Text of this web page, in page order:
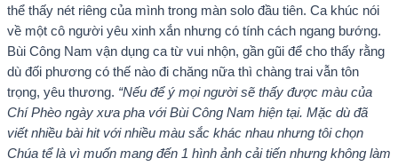
thể thấy nét riêng của mình trong màn solo đầu tiên. Ca khúc nói
về một cô người yêu xinh xắn nhưng có tính cách ngang bướng.
Bùi Công Nam vận dụng ca từ vui nhộn, gần gũi để cho thấy rằng
dù đối phương có thế nào đi chăng nữa thì chàng trai vẫn tôn
trọng, yêu thương. “Nếu để ý mọi người sẽ thấy được màu của
Chí Phèo ngày xưa pha với Bùi Công Nam hiện tại. Mặc dù đã
viết nhiều bài hit với nhiều màu sắc khác nhau nhưng tôi chọn
Chúa tể là vì muốn mang đến 1 hình ảnh cải tiến nhưng không làm